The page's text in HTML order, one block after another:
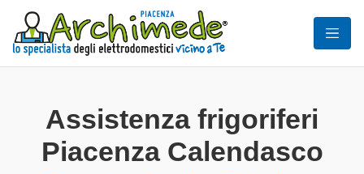
Assistenza frigoriferi
Piacenza Calendasco